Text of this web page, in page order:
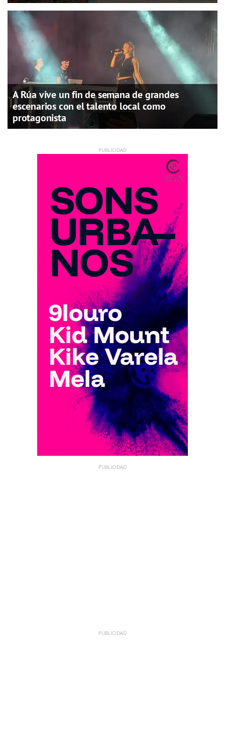
A Rúa vive un fin de semana de grandes
escenarios con el talento local como
protagonista